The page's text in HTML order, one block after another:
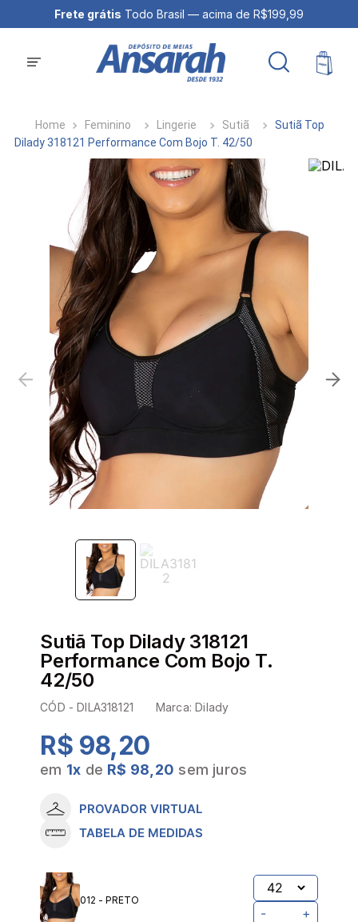
Frete grátis Todo Brasil — acima de R$199,99
Feminino Lingerie Sutiã
Sutiã Top
Dilady 318121 Performance Com Bojo T. 42/50
Sutiã Top Dilady 318121
Performance Com Bojo T.
42/50
CÓD -DILA318121 Marca:Dilady
R$ 98,20
em 1x de R$ 98,20 sem juros
PROVADOR VIRTUAL
TABELA DE MEDIDAS
012 - PRETO
- +